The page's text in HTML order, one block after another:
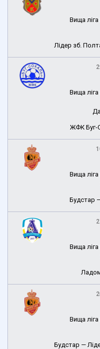
Вища
Лідер зб.
Вища
ЖФК Буг-
Вища
Будстар
Вища
Вища
Будстар —